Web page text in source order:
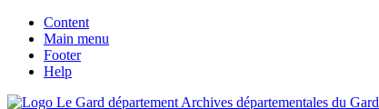
Content
Main menu
Footer
Help
Archives départementales du Gard